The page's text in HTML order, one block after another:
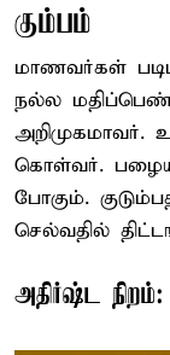
கும்பம்
மாணவர்கள்
நல்ல
அறிமுகமாவர்.
கொள்வர். பழைய
போகும்.
செல்வதில்
அதிர்ஷ்ட